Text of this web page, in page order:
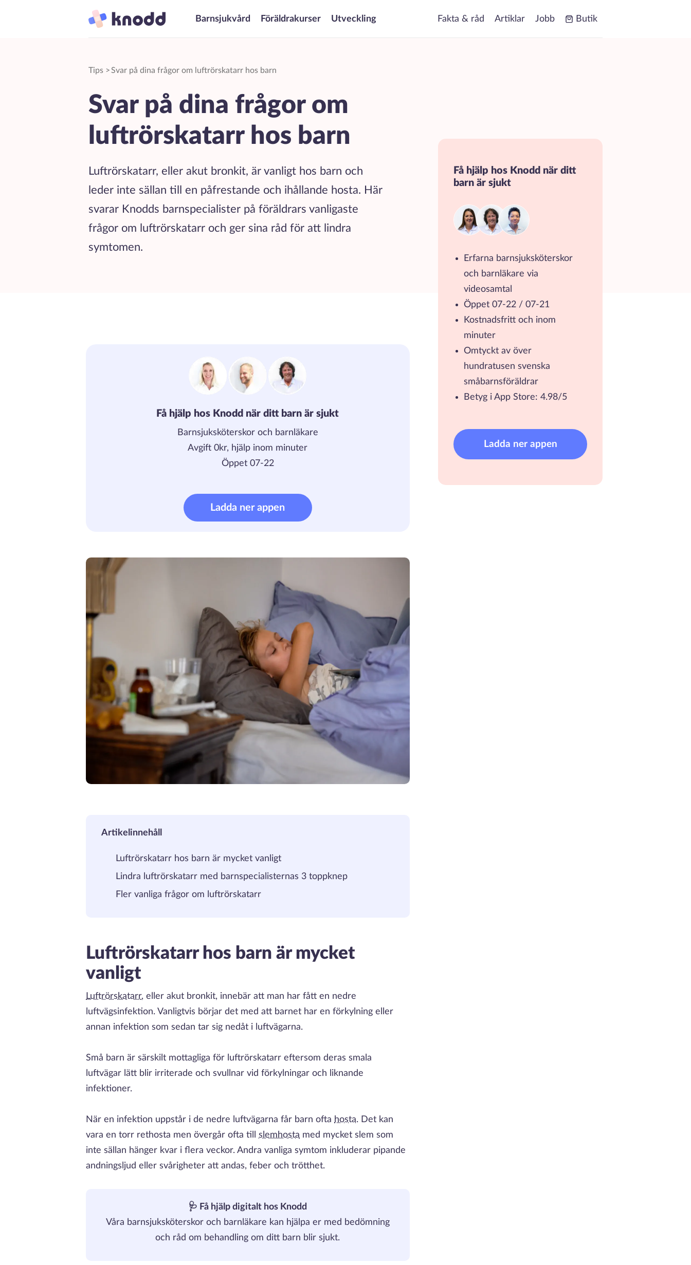
Barnsjukvård Föräldrakurser Utveckling Fakta & råd Artiklar Jobb Butik
Tips >Svar på dina frågor om luftrörskatarr hos barn
Svar på dina frågor om
luftrörskatarr hos barn
Luftrörskatarr, eller akut bronkit, är vanligt hos barn och
leder inte sällan till en påfrestande och ihållande hosta. Här
svarar Knodds barnspecialister på föräldrars vanligaste
frågor om luftrörskatarr och ger sina råd för att lindra
symtomen.
Få hjälp hos Knodd när ditt barn är sjukt
Barnsjuksköterskor och barnläkare
Avgift 0kr, hjälp inom minuter
Öppet 07-22
Ladda ner appen
Artikelinnehåll
Luftrörskatarr hos barn är mycket vanligt
Lindra luftrörskatarr med barnspecialisternas 3 toppknep
Fler vanliga frågor om luftrörskatarr
Luftrörskatarr hos barn är mycket
vanligt
Luftrörskatarr, eller akut bronkit, innebär att man har fått en nedre
luftvägsinfektion. Vanligtvis börjar det med att barnet har en förkylning eller
annan infektion som sedan tar sig nedåt i luftvägarna.
Små barn är särskilt mottagliga för luftrörskatarr eftersom deras smala
luftvägar lätt blir irriterade och svullnar vid förkylningar och liknande
infektioner.
När en infektion uppstår i de nedre luftvägarna får barn ofta hosta. Det kan
vara en torr rethosta men övergår ofta till slemhosta med mycket slem som
inte sällan hänger kvar i flera veckor. Andra vanliga symtom inkluderar pipande
andningsljud eller svårigheter att andas, feber och trötthet.
🩺 Få hjälp digitalt hos Knodd
Våra barnsjuksköterskor och barnläkare kan hjälpa er med bedömning
och råd om behandling om ditt barn blir sjukt.
Få hjälp hos Knodd när ditt
barn är sjukt
Erfarna barnsjuksköterskor
och barnläkare via
videosamtal
Öppet 07-22 / 07-21
Kostnadsfritt och inom
minuter
Omtyckt av över
hundratusen svenska
småbarnsföräldrar
Betyg i App Store: 4.98/5
Ladda ner appen